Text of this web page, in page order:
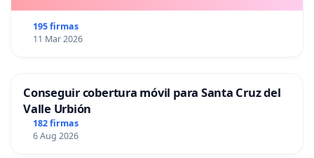
195 firmas
11 Mar 2026
Conseguir cobertura móvil para Santa Cruz del
Valle Urbión
182 firmas
6 Aug 2026